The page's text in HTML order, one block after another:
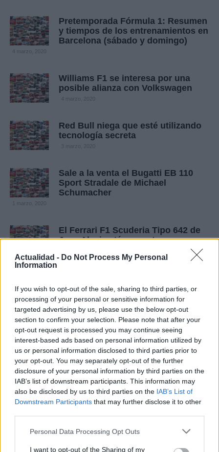
Actualidad - Do Not Process My Personal
Information
If you wish to opt-out of the sale, sharing to third parties, or
processing of your personal or sensitive information for
targeted advertising by us, please use the below opt-out
section to confirm your selection. Please note that after your
opt-out request is processed you may continue seeing
interest-based ads based on personal information utilized by
us or personal information disclosed to third parties prior to
your opt-out. You may separately opt-out of the further
disclosure of your personal information by third parties on the
IAB’s list of downstream participants. This information may
also be disclosed by us to third parties on the IAB’s List of
Downstream Participants that may further disclose it to other
Please note that this website/app uses one or more Google
not limited to your visit or usage behaviour. You may click to
Personal Data Processing Opt Outs
I want to opt-out of the Sharing of my
Pretemporada Fórmula 1: Resumen
y tiempos de los entrenamientos en
Barcelona (sábado y domingo)
4 marzo, 2020
Williams F1 se interesa por una
posible alianza con Volkswagen
4 marzo, 2020
Red Bull niega que esté utilizando
tecnología secreta
3 marzo, 2020
Sale a la venta el Bugatti EB 110
Sport Stradale de Michael
Schumacher
1 marzo, 2020
El Ferrari F1 Scuderia Tipo 642 de
Jean Alesi está en venta
continuará en Red Bull un año más
1 marzo, 2020
Porsche exhibirá algunos modelos
clásicos de la competición junto a
sus novedades en el 'Goodwood
Festival of Speed'
29 febrero, 2020
Vídeo: A bordo del Ferrari F10
desde la cámara del casco de
Vídeo: El Mercedes SLS AMG y el